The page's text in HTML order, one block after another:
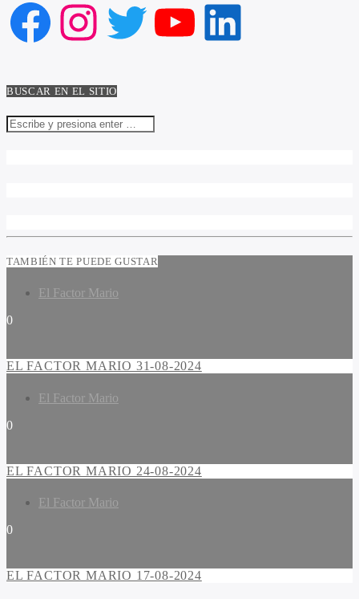
Facebook
Instagram
Twitter
YouTube
LinkedIn
BUSCAR EN EL SITIO
TAMBIÉN TE PUEDE GUSTAR
El Factor Mario
0
EL FACTOR MARIO 31-08-2024
El Factor Mario
0
EL FACTOR MARIO 24-08-2024
El Factor Mario
0
EL FACTOR MARIO 17-08-2024